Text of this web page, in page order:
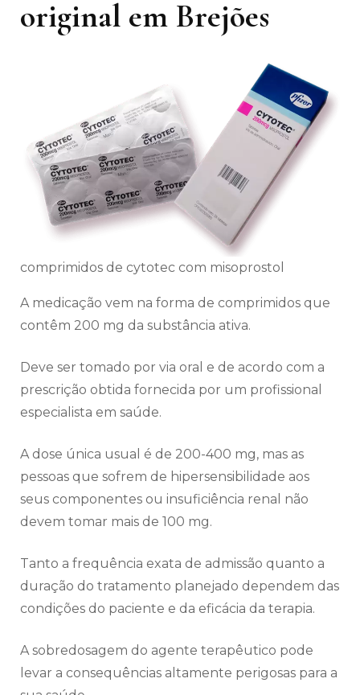
original em Brejões
comprimidos de cytotec com misoprostol
A medicação vem na forma de comprimidos que
contêm 200 mg da substância ativa.
Deve ser tomado por via oral e de acordo com a
prescrição obtida fornecida por um profissional
especialista em saúde.
A dose única usual é de 200-400 mg, mas as
pessoas que sofrem de hipersensibilidade aos
seus componentes ou insuficiência renal não
devem tomar mais de 100 mg.
Tanto a frequência exata de admissão quanto a
duração do tratamento planejado dependem das
condições do paciente e da eficácia da terapia.
A sobredosagem do agente terapêutico pode
levar a consequências altamente perigosas para a